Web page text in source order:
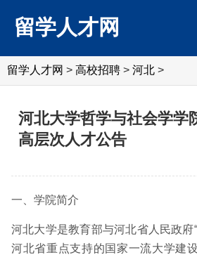
留学人才网
留学人才网 > 高校招聘 > 河北 >
河北大学哲学与社会学学
高层次人才公告
一、学院简介
河北大学是教育部与河北省人民政府
河北省重点支持的国家一流大学建